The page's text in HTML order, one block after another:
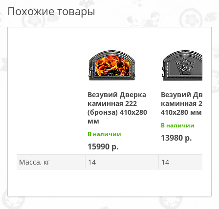
Похожие товары
Везувий Дверка
каминная 222
(бронза) 410x280
мм
В наличии
15990
Везувий Дверка
каминная 223
410x280 мм
В наличии
13980
Масса, кг 14 14